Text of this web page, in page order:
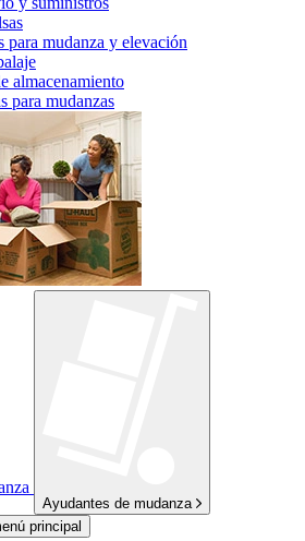
para mudanza y elevación
almacenamiento
para mudanzas
Ayudantes de mudanza
principal